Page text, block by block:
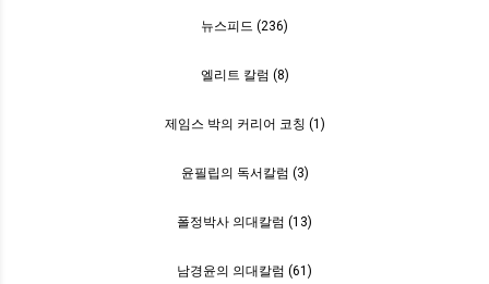
뉴스피드 (236)
엘리트 칼럼 (8)
제임스 박의 커리어 코칭 (1)
윤필립의 독서칼럼 (3)
폴정박사 의대칼럼 (13)
남경윤의 의대칼럼 (61)